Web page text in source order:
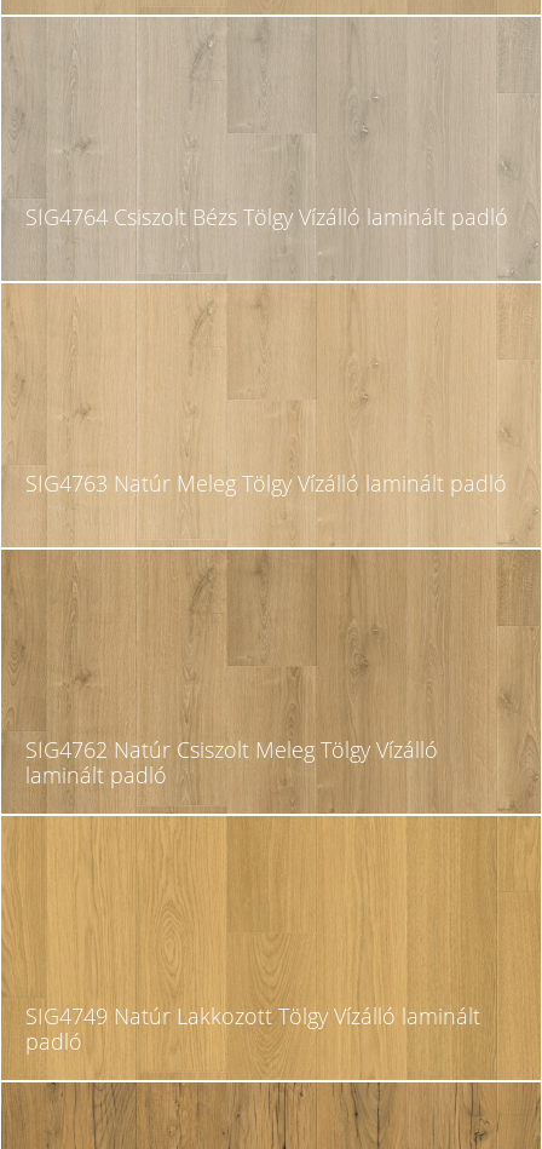
SIG4764 Csiszolt Bézs Tölgy Vízálló laminált padló
SIG4763 Natúr Meleg Tölgy Vízálló laminált padló
SIG4762 Natúr Csiszolt Meleg Tölgy Vízálló
laminált padló
SIG4749 Natúr Lakkozott Tölgy Vízálló laminált
padló